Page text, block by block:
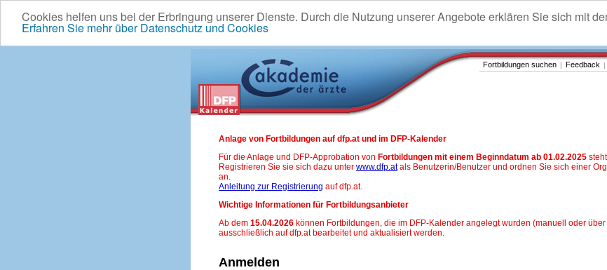
Cookies helfen uns bei der Erbringung unserer Dienste. Durch die Nutzung unserer Angebote erklären Sie sich mit
Erfahren Sie mehr über Datenschutz und Cookies
Fortbildungen suchen | Feedback |
Anlage von Fortbildungen auf dfp.at und im DFP-Kalender
Für die Anlage und DFP-Approbation von Fortbildungen mit einem Beginndatum ab 01.02.2025 steht
Registrieren Sie sie sich dazu unter www.dfp.atals Benutzerin/Benutzer und ordnen Sie sich einer
an.
Anleitung zur Registrierung auf dfp.at.
Wichtige Informationen für Fortbildungsanbieter
Ab dem 15.04.2026 können Fortbildungen, die im DFP-Kalender angelegt wurden (manuell oder
ausschließlich auf dfp.at bearbeitet und aktualisiert werden.
Anmelden